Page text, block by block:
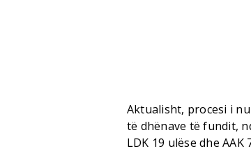
Aktualisht, procesi i
të dhënave të fundit,
LDK 19 ulëse dhe AAK